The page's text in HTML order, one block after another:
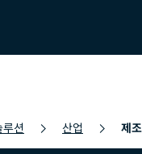
보안 솔루션
션 산업 제